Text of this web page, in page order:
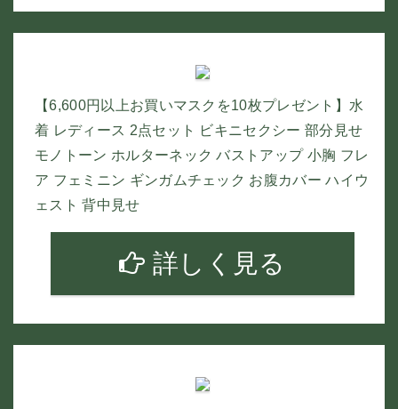
【6,600円以上お買いマスクを10枚プレゼント】水
着 レディース 2点セット ビキニセクシー 部分見せ
モノトーン ホルターネック バストアップ 小胸 フレ
ア フェミニン ギンガムチェック お腹カバー ハイウ
ェスト 背中見せ
詳しく見る